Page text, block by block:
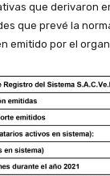
que derivaron
que prevé la
emitido por el